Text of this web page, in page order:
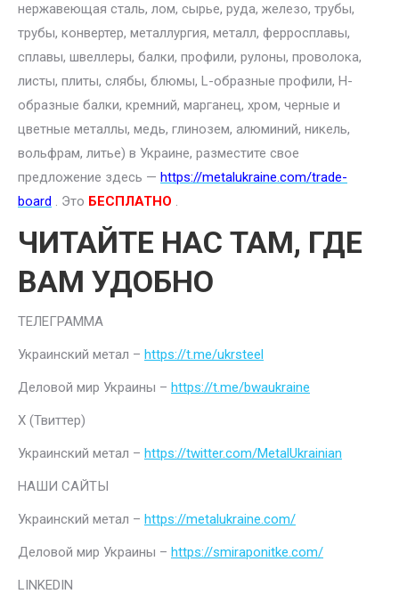
нержавеющая сталь, лом, сырье, руда, железо, трубы,
трубы, конвертер, металлургия, металл, ферросплавы,
сплавы, швеллеры, балки, профили, рулоны, проволока,
листы, плиты, слябы, блюмы, L-образные профили, H-
образные балки, кремний, марганец, хром, черные и
цветные металлы, медь, глинозем, алюминий, никель,
вольфрам, литье) в Украине, разместите свое
предложение здесь — https://metalukraine.com/trade-
board . Это БЕСПЛАТНО .
ЧИТАЙТЕ НАС ТАМ, ГДЕ
ВАМ УДОБНО
ТЕЛЕГРАММА
Украинский метал – https://t.me/ukrsteel
Деловой мир Украины – https://t.me/bwaukraine
Х (Твиттер)
Украинский метал – https://twitter.com/MetalUkrainian
НАШИ САЙТЫ
Украинский метал – https://metalukraine.com/
Деловой мир Украины – https://smiraponitke.com/
LINKEDIN